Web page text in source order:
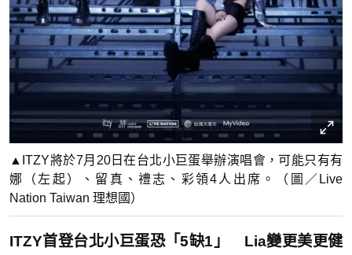
▲ITZY將於7月20日在台北小巨蛋舉辦演唱會，可能只有有
娜（左起）、留真、禮志、彩領4人出席。（圖／Live
Nation Taiwan 理想國）
ITZY首登台北小巨蛋恐「5缺1」 Lia變更美更健